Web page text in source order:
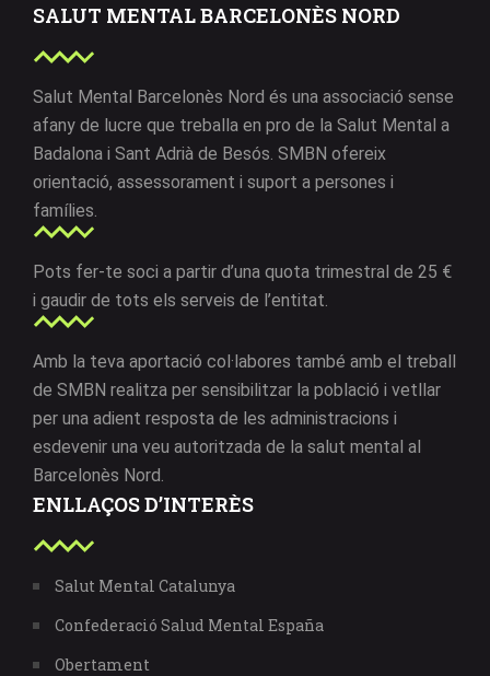
SALUT MENTAL BARCELONÈS NORD
Salut Mental Barcelonès Nord és una associació sense
afany de lucre que treballa en pro de la Salut Mental a
Badalona i Sant Adrià de Besós. SMBN ofereix
orientació, assessorament i suport a persones i
famílies.
Pots fer-te soci a partir d’una quota trimestral de 25 €
i gaudir de tots els serveis de l’entitat.
Amb la teva aportació col·labores també amb el treball
de SMBN realitza per sensibilitzar la població i vetllar
per una adient resposta de les administracions i
esdevenir una veu autoritzada de la salut mental al
Barcelonès Nord.
ENLLAÇOS D’INTERÈS
Salut Mental Catalunya
Confederació Salud Mental España
Obertament